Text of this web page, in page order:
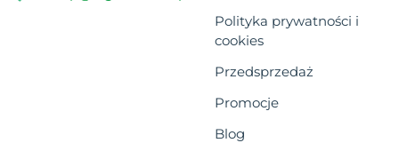
Polityka prywatności i
cookies
Przedsprzedaż
Promocje
Blog